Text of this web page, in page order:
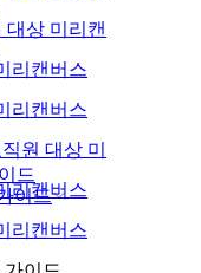
이드
상 미리캔
리캔버스
리캔버스
원 대상 미
드
리캔버스
리캔버스